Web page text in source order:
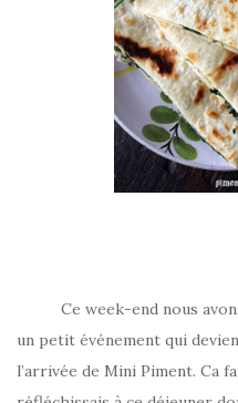
Ce week-end nous avons
un petit événement qui
l’arrivée de Mini Piment. Ca